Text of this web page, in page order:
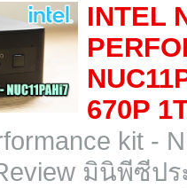
INTEL
670P
kit -
มินิพีซีป